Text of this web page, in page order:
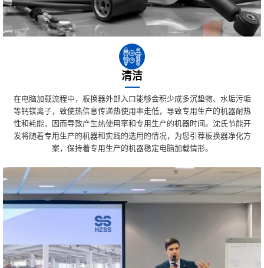
清洁
在电脑加载流程中，板换器外部入口能够会积少成多沉垫物、水垢污垢
等钙镁离子，致使热信息传递热使用率走低，导致专用生产的机器耐热
性和耗能，因而导致产生热使用率和专用生产的机器时间。沈氏节能开
发将随着专用生产的机器和实践的选用的情况，为您引荐板换器净化方
案，保持着专用生产的机器稳定电脑加载情形。